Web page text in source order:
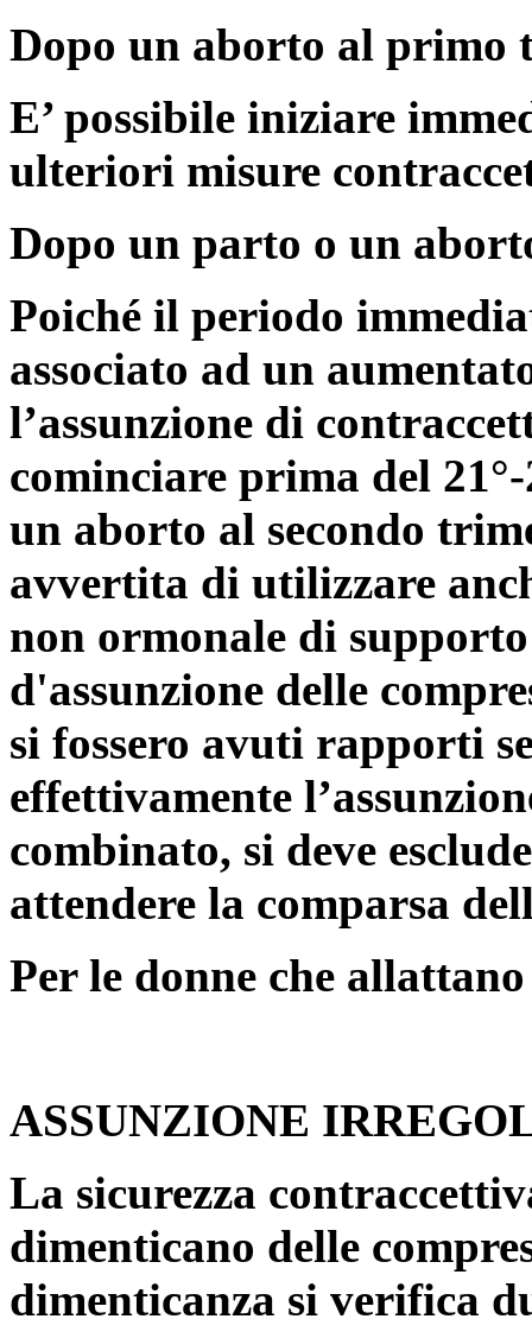
Dopo un aborto al primo
E’ possibile iniziare
ulteriori misure
Dopo un parto o un
Poiché il periodo
associato ad un
l’assunzione di
cominciare prima del
un aborto al secondo
avvertita di utilizzare
non ormonale di
d'assunzione delle
si fossero avuti rapporti
effettivamente
combinato, si deve
attendere la comparsa
Per le donne che
ASSUNZIONE
La sicurezza
dimenticano delle
dimenticanza si verifica